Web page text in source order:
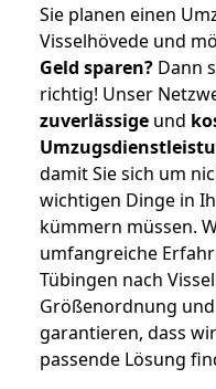
Sie planen einen
Visselhövede und
Geld sparen? Dann
richtig! Unser
zuverlässige und
damit Sie sich um
wichtigen Dinge in
kümmern müssen.
umfangreiche
Tübingen nach
Größenordnung
garantieren, dass
passende Lösung